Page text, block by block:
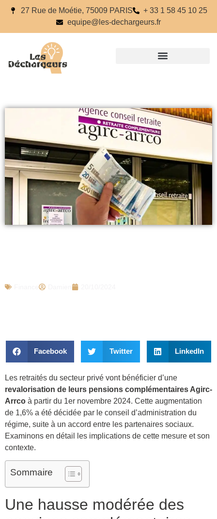
27 Rue de Moétie, 75009 PARIS
+ 33 1 58 45 10 25
equipe@les-dechargeurs.fr
Facebook Twitter LinkedIn
Les retraités du secteur privé vont bénéficier d’une
revalorisation de leurs pensions complémentaires Agirc-
Arrco à partir du 1er novembre 2024. Cette augmentation
de 1,6% a été décidée par le conseil d’administration du
régime, suite à un accord entre les partenaires sociaux.
Examinons en détail les implications de cette mesure et son
contexte.
Sommaire
Une hausse modérée des